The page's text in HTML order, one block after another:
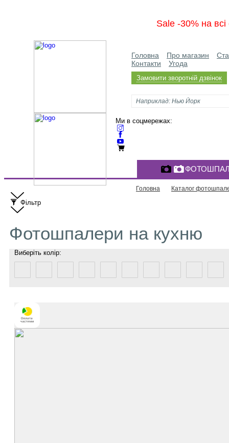
Sale -30% на
Головна Про магазин
Контакти
Угода
Замовити зворотній дзвінок
Ми в соцмережах:
Головна Каталог
Фільтр
Фотошпалери на кухню
Виберіть колір: